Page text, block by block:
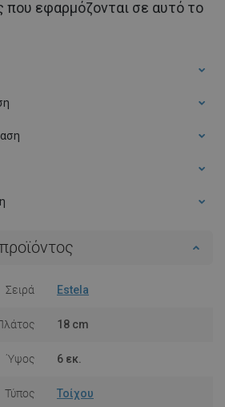
που εφαρμόζονται σε αυτό το
Σειρά Estela
18 cm
Ύψος 6 εκ.
Τύπος Τοίχου